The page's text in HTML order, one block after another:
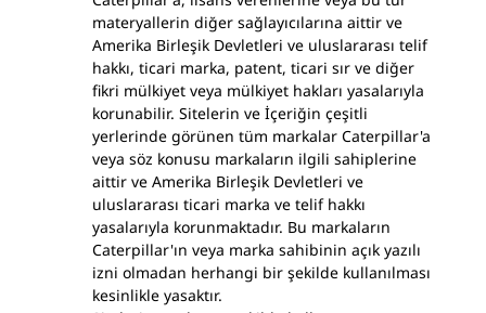
materyallerin diğer sağlayıcılarına aittir ve
Amerika Birleşik Devletleri ve uluslararası telif
hakkı, ticari marka, patent, ticari sır ve diğer
fikri mülkiyet veya mülkiyet hakları yasalarıyla
korunabilir. Sitelerin ve İçeriğin çeşitli
yerlerinde görünen tüm markalar Caterpillar'a
veya söz konusu markaların ilgili sahiplerine
aittir ve Amerika Birleşik Devletleri ve
uluslararası ticari marka ve telif hakkı
yasalarıyla korunmaktadır. Bu markaların
Caterpillar'ın veya marka sahibinin açık yazılı
izni olmadan herhangi bir şekilde kullanılması
kesinlikle yasaktır.